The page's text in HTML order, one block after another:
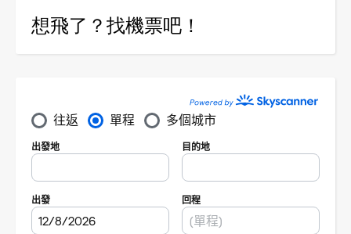
想飛了？找機票吧！